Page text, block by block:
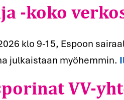
klo 9-15, Espoon
julkaistaan myöhemmin.